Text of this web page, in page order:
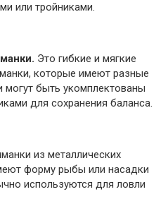
или тройниками.
Это гибкие и мягкие
которые имеют разные
быть укомплектованы
для сохранения баланса.
из металлических
форму рыбы или насадки
используются для ловли